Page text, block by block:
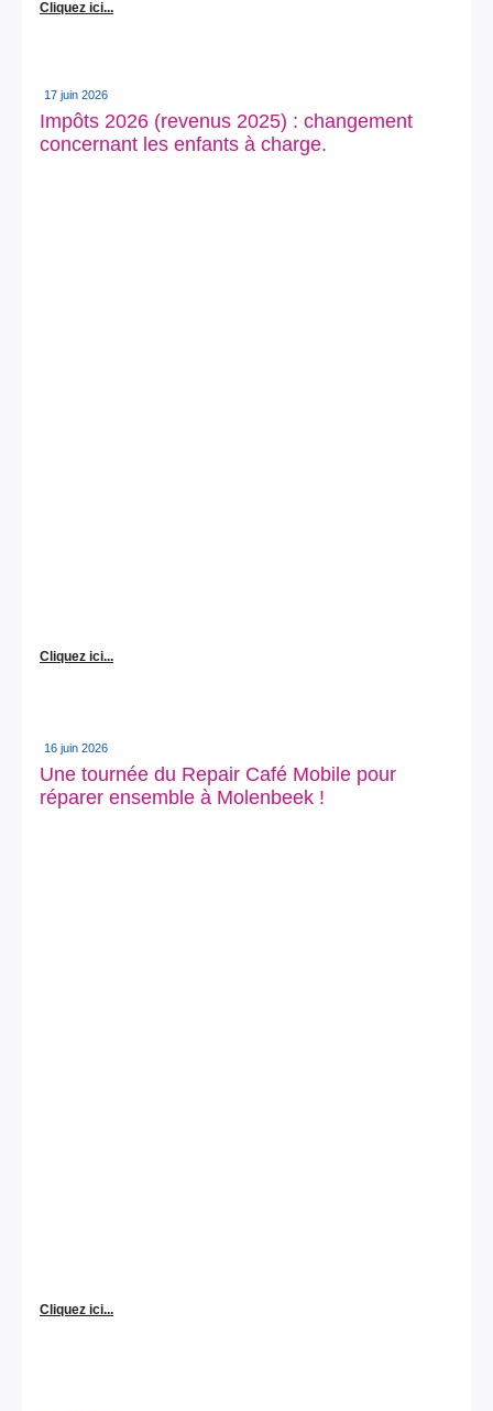
Cliquez ici...
17 juin 2026
Impôts 2026 (revenus 2025) : changement
concernant les enfants à charge.
Cliquez ici...
16 juin 2026
Une tournée du Repair Café Mobile pour
réparer ensemble à Molenbeek !
Cliquez ici...